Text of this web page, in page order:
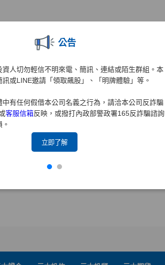
公告
人切勿輕信不明來電、簡訊、連結或陌生群組。本
或LINE邀請「領取飆股」、「明牌體驗」等。
有任何假借本公司名義之行為，請洽本公司反詐騙
客服信箱反映，或撥打內政部警政署165反詐騙諮詢
立即了解